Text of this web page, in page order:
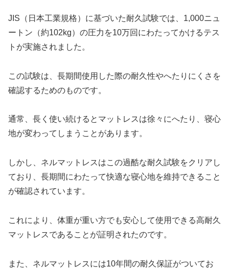
JIS（日本工業規格）に基づいた耐久試験では、1,000ニュ
ートン（約102kg）の圧力を10万回にわたってかけるテス
トが実施されました。
この試験は、長期間使用した際の耐久性やへたりにくさを
確認するためのものです。
通常、長く使い続けるとマットレスは徐々にへたり、寝心
地が変わってしまうことがあります。
しかし、ネルマットレスはこの過酷な耐久試験をクリアし
ており、長期間にわたって快適な寝心地を維持できること
が確認されています。
これにより、体重が重い方でも安心して使用できる高耐久
マットレスであることが証明されたのです。
また、ネルマットレスには10年間の耐久保証がついてお